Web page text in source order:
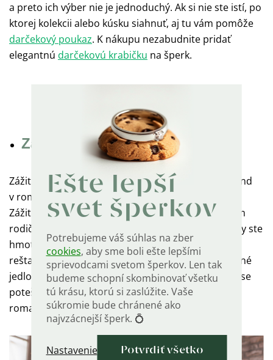
Ešte lepší
svet šperkov
Potrebujeme váš súhlas na zber
cookies, aby sme boli ešte lepšími
sprievodcami svetom šperkov. Len tak
budeme schopní skombinovať všetku
tú krásu, ktorú si zaslúžite. Vaše
súkromie bude chránené ako
najvzácnejší šperk. 💍
Nastavenie Potvrdiť všetko
a preto ich výber nie je jednoduchý. Ak si nie ste istí, po
ktorej kolekcii alebo kúsku siahnuť, aj tu vám pomôže
darčekový poukaz. K nákupu nezabudnite pridať
elegantnú darčekovú krabičku na šperk.
Zážitky
Zážitková večera, skok padákom, škola šmyku, víkend
v romantickom kaštieli či gurmánska degustácia.
Zážitok môžete darovať mame, otcovi, ale aj starým
rodičom či vzdialenejším príbuzným, pre ktorých by ste
hmotný darček vyberali len ťažko. Večera v top
reštaurácii poteší každého, kto si rád dopraje chutné
jedlo v krásnom prostredí. Adrenalínový zážitok zase
poteší milovníkov dobrodružstva, víkend na
romantickom mieste rodičov či vášho partnera.